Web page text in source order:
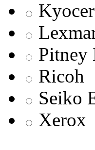
Pitney
Ricoh
Seiko
Xerox